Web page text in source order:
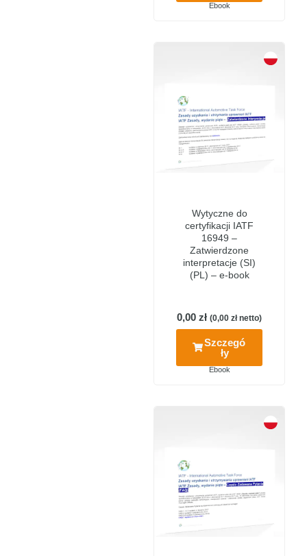
Ebook
Wytyczne do
certyfikacji IATF
16949 –
Zatwierdzone
interpretacje (SI)
(PL) – e-book
0,00 zł (0,00 złnetto)
Szczegó
ły
Ebook